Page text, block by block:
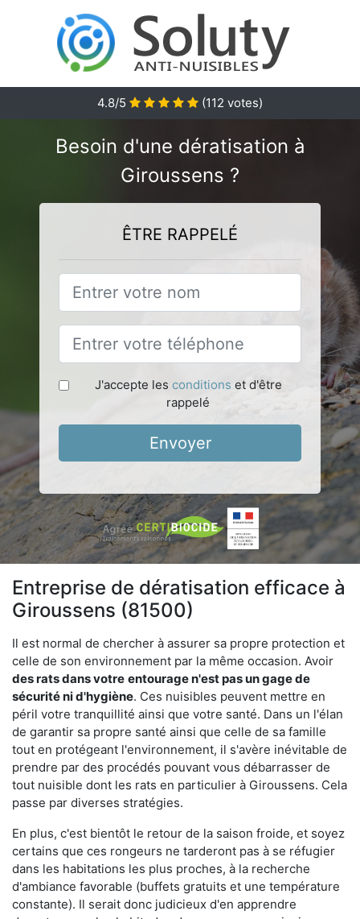
4.8/5 (112 votes)
Besoin d'une dératisation à
Giroussens ?
ÊTRE RAPPELÉ
J'accepte les conditions et d'être
rappelé
Envoyer
Entreprise de dératisation efficace à
Giroussens (81500)
Il est normal de chercher à assurer sa propre protection et
celle de son environnement par la même occasion. Avoir
des rats dans votre entourage n'est pas un gage de
sécurité ni d'hygiène. Ces nuisibles peuvent mettre en
péril votre tranquillité ainsi que votre santé. Dans un l'élan
de garantir sa propre santé ainsi que celle de sa famille
tout en protégeant l'environnement, il s'avère inévitable de
prendre par des procédés pouvant vous débarrasser de
tout nuisible dont les rats en particulier à Giroussens. Cela
passe par diverses stratégies.
En plus, c'est bientôt le retour de la saison froide, et soyez
certains que ces rongeurs ne tarderont pas à se réfugier
dans les habitations les plus proches, à la recherche
d'ambiance favorable (buffets gratuits et une température
constante). Il serait donc judicieux d'en apprendre